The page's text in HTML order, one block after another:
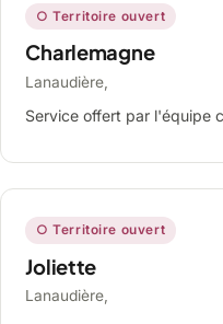
○ Territoire ouvert
Charlemagne
Lanaudière,
Service offert par l'équipe
○ Territoire ouvert
Joliette
Lanaudière,